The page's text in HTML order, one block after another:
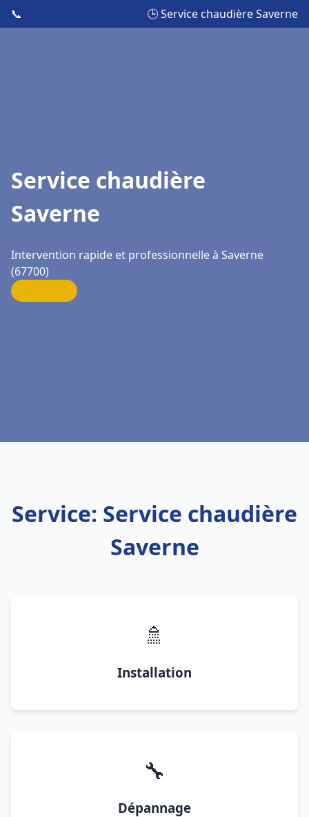
📞 🕒 Service chaudière Saverne
Service chaudière
Saverne
Intervention rapide et professionnelle à Saverne
(67700)
Service: Service chaudière
Saverne
🚿
Installation
🔧
Dépannage